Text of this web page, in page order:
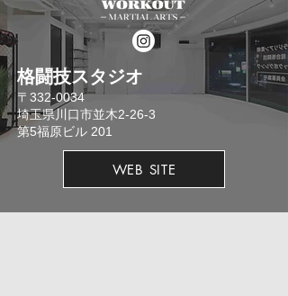
格闘技スタジオ
​〒332-0034
埼玉県川口市並木2-26-3
​第5福原ビル 201
WEB SITE